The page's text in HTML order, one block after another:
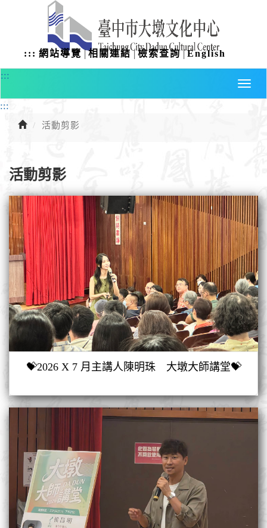
容
::: 網站導覽 |相關連結|檢索查詢|English
:::
:::
活動剪影
活動剪影
💝2026 X 7 月主講人陳明珠 大墩大師講堂💝